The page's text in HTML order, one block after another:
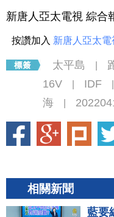
新唐人亞太電視 綜合
按讚加入 新唐人亞太電
太平島
16V
IDF
海
相關新聞
藍要